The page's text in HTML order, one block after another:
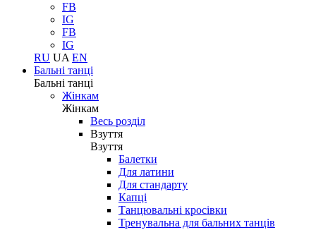
FB
IG
FB
IG
RU UA EN
Бальні танці
Бальні танці
Жінкам
Жінкам
Весь розділ
Взуття
Взуття
Балетки
Для латини
Для стандарту
Капці
Танцювальні кросівки
Тренувальна для бальних танців